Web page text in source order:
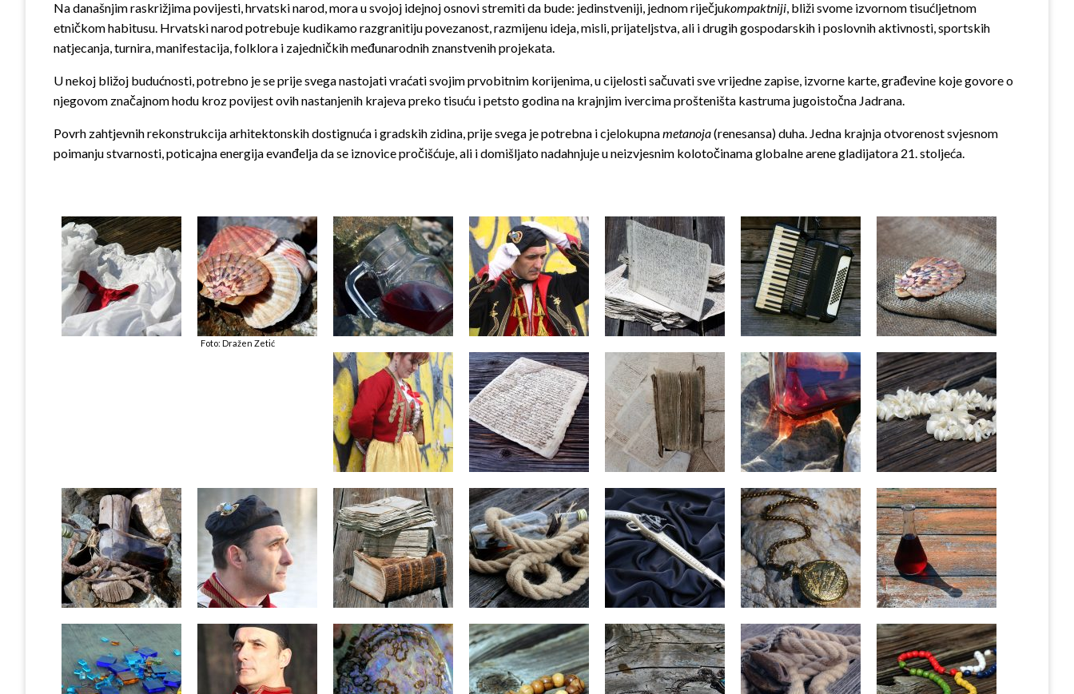
Na današnjim raskrižjima povijesti, hrvatski narod, mora u svojoj idejnoj osnovi stremiti da bude: jedinstveniji, jednom riječjukompaktniji, bliži svome izvornom tisućljetnom
etničkom habitusu. Hrvatski narod potrebuje kudikamo razgranitiju povezanost, razmijenu ideja, misli, prijateljstva, ali i drugih gospodarskih i poslovnih aktivnosti, sportskih
natjecanja, turnira, manifestacija, folklora i zajedničkih međunarodnih znanstvenih projekata.
U nekoj bližoj budućnosti, potrebno je se prije svega nastojati vraćati svojim prvobitnim korijenima, u cijelosti sačuvati sve vrijedne zapise, izvorne karte, građevine koje govore o
njegovom značajnom hodu kroz povijest ovih nastanjenih krajeva preko tisuću i petsto godina na krajnjim ivercima prošteništa kastruma jugoistočna Jadrana.
Povrh zahtjevnih rekonstrukcija arhitektonskih dostignuća i gradskih zidina, prije svega je potrebna i cjelokupnametanoja(renesansa) duha. Jedna krajnja otvorenost svjesnom
poimanju stvarnosti, poticajna energija evanđelja da se iznovice pročišćuje, ali i domišljato nadahnjuje u neizvjesnim kolotočinama globalne arene gladijatora 21. stoljeća.
Foto: Dražen Zetić